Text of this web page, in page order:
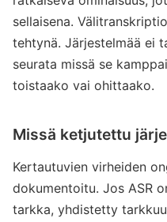
sellaisena.
tehtynä. Järjestelmää ei
seurata missä se
toistaako vai ohittaako.
Missä ketjutettu
Kertautuvien virheiden
dokumentoitu. Jos ASR
tarkka, yhdistetty